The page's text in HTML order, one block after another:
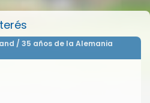
/ 35 años de la Alemania